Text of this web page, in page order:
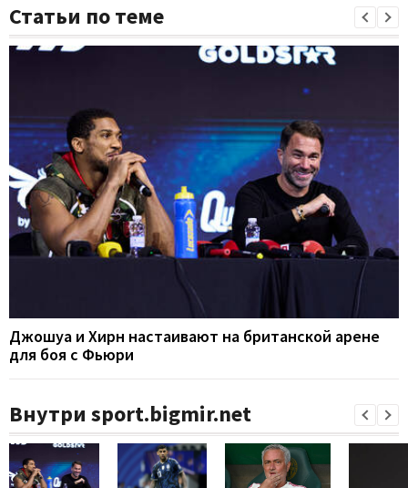
Статьи по теме
Джошуа и Хирн настаивают на британской арене
для боя с Фьюри
Внутри sport.bigmir.net